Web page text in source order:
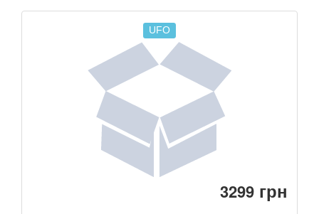
UFO
3299 грн